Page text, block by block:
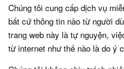
Chúng tôi cung cấp dịch vụ
bất cứ thông tin nào từ người
trang web này là tự nguyện,
từ internet như thế nào là do ý